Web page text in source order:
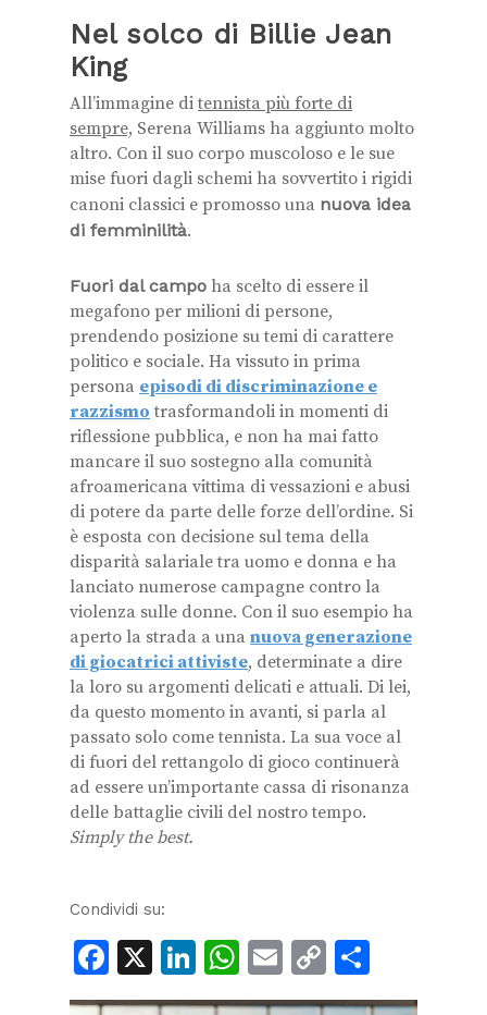
Nel solco di Billie Jean
King
All’immagine ditennista più forte di
sempre, Serena Williams ha aggiunto molto
altro. Con il suo corpo muscoloso e le sue
mise fuori dagli schemi ha sovvertito i rigidi
canoni classici e promosso una nuova idea
di femminilità.
Fuori dal campo ha scelto di essere il
megafono per milioni di persone,
prendendo posizione su temi di carattere
politico e sociale. Ha vissuto in prima
persona episodi di discriminazione e
razzismo trasformandoli in momenti di
riflessione pubblica, e non ha mai fatto
mancare il suo sostegno alla comunità
afroamericana vittima di vessazioni e abusi
di potere da parte delle forze dell’ordine. Si
è esposta con decisione sul tema della
disparità salariale tra uomo e donna e ha
lanciato numerose campagne contro la
violenza sulle donne. Con il suo esempio ha
aperto la strada a una nuova generazione
di giocatrici attiviste, determinate a dire
la loro su argomenti delicati e attuali. Di lei,
da questo momento in avanti, si parla al
passato solo come tennista. La sua voce al
di fuori del rettangolo di gioco continuerà
ad essere un’importante cassa di risonanza
delle battaglie civili del nostro tempo.
Simply the best.
Condividi su:
Facebook
X LinkedIn
WhatsApp
Email
Copy
Link